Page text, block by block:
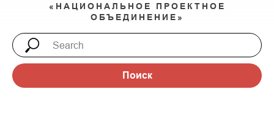
«НАЦИОНАЛЬНОЕ ПРОЕКТНОЕ
ОБЪЕДИНЕНИЕ»
Поиск